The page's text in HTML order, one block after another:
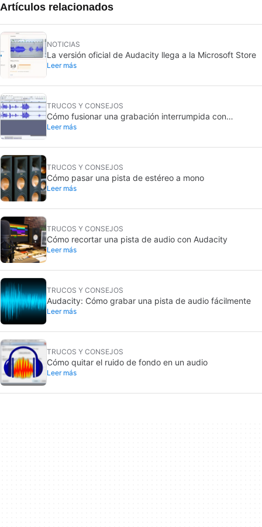
Artículos relacionados
NOTICIAS
La versión oficial de Audacity llega a la Microsoft Store
Leer más
TRUCOS Y CONSEJOS
Cómo fusionar una grabación interrumpida con
Audacity
Leer más
TRUCOS Y CONSEJOS
Cómo pasar una pista de estéreo a mono
Leer más
TRUCOS Y CONSEJOS
Cómo recortar una pista de audio con Audacity
Leer más
TRUCOS Y CONSEJOS
Audacity: Cómo grabar una pista de audio fácilmente
Leer más
TRUCOS Y CONSEJOS
Cómo quitar el ruido de fondo en un audio
Leer más